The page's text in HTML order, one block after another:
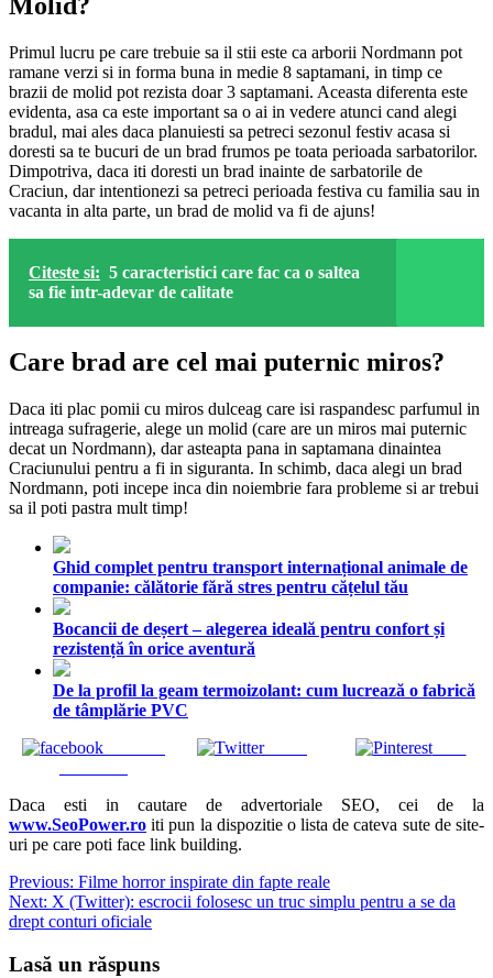
Primul lucru pe care trebuie sa il stii este ca arborii Nordmann pot
ramane verzi si in forma buna in medie 8 saptamani, in timp ce
brazii de molid pot rezista doar 3 saptamani. Aceasta diferenta este
evidenta, asa ca este important sa o ai in vedere atunci cand alegi
bradul, mai ales daca planuiesti sa petreci sezonul festiv acasa si
doresti sa te bucuri de un brad frumos pe toata perioada sarbatorilor.
Dimpotriva, daca iti doresti un brad inainte de sarbatorile de
Craciun, dar intentionezi sa petreci perioada festiva cu familia sau in
vacanta in alta parte, un brad de molid va fi de ajuns!
Citeste si: 5 caracteristici care fac ca o saltea
sa fie intr-adevar de calitate
Care brad are cel mai puternic miros?
Daca iti plac pomii cu miros dulceag care isi raspandesc parfumul in
intreaga sufragerie, alege un molid (care are un miros mai puternic
decat un Nordmann), dar asteapta pana in saptamana dinaintea
Craciunului pentru a fi in siguranta. In schimb, daca alegi un brad
Nordmann, poti incepe inca din noiembrie fara probleme si ar trebui
sa il poti pastra mult timp!
Ghid complet pentru transport internațional animale de
companie: călătorie fără stres pentru cățelul tău
Bocancii de deșert – alegerea ideală pentru confort și
rezistență în orice aventură
De la profil la geam termoizolant: cum lucrează o fabrică
de tâmplărie PVC
Tweet Save
Daca esti in cautare de advertoriale SEO, cei de la
www.SeoPower.ro iti pun la dispozitie o lista de cateva sute de site-
uri pe care poti face link building.
Navigare
în
Previous: Filme horror inspirate din fapte reale
Next: X (Twitter): escrocii folosesc un truc simplu pentru a se da
drept conturi oficiale
Lasă un răspuns